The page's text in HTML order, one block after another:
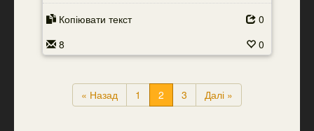
Копіювати текст
0
8
0
« Назад 1 2 3 Далі »